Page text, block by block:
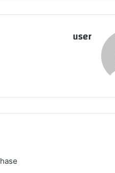
user